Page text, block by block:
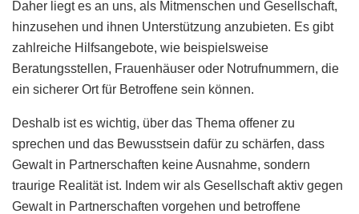
Daher liegt es an uns, als Mitmenschen und Gesellschaft,
hinzusehen und ihnen Unterstützung anzubieten. Es gibt
zahlreiche Hilfsangebote, wie beispielsweise
Beratungsstellen, Frauenhäuser oder Notrufnummern, die
ein sicherer Ort für Betroffene sein können.
Deshalb ist es wichtig, über das Thema offener zu
sprechen und das Bewusstsein dafür zu schärfen, dass
Gewalt in Partnerschaften keine Ausnahme, sondern
traurige Realität ist. Indem wir als Gesellschaft aktiv gegen
Gewalt in Partnerschaften vorgehen und betroffene